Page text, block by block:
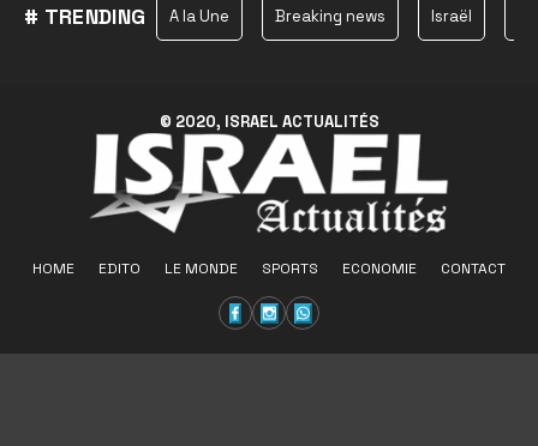
# TRENDING A la Une Breaking news Israël
© 2020, ISRAEL ACTUALITÉS
HOME EDITO LE MONDE SPORTS ECONOMIE CONTACT